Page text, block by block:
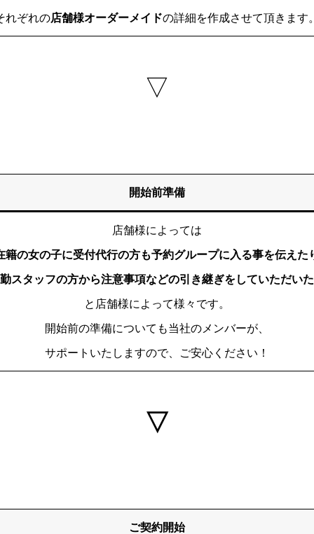
インタビュー
れぞれの店舗様オーダーメイドの詳細を作成させて頂きます
▽
開始前準備
店舗様によっては
籍の女の子に受付代行の方も予約グループに入る事を伝えた
勤スタッフの方から注意事項などの引き継ぎをしていただい
と店舗様によって様々です。
開始前の準備についても当社のメンバーが、
サポートいたしますので、ご安心ください！
▽
ご契約開始